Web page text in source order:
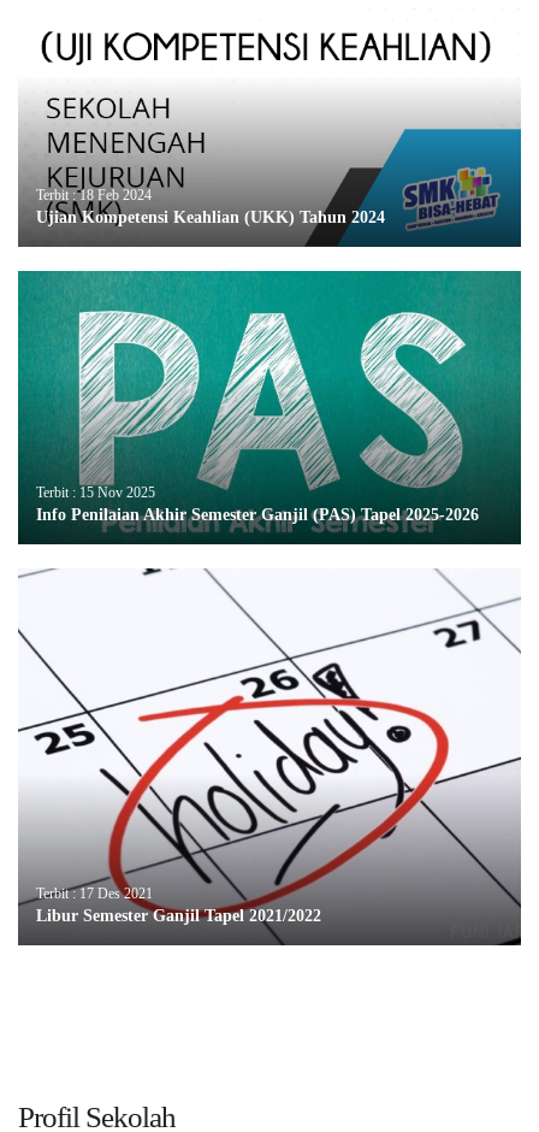
Terbit : 18 Feb 2024
Ujian Kompetensi Keahlian (UKK) Tahun 2024
Terbit : 15 Nov 2025
Info Penilaian Akhir Semester Ganjil (PAS) Tapel 2025-2026
Terbit : 17 Des 2021
Libur Semester Ganjil Tapel 2021/2022
Profil Sekolah